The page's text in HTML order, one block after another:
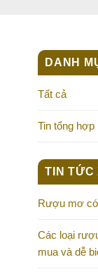
DANH
Tất cả
Tin tổng hợp
TIN TỨC
Rượu mơ
Các loại
mua và dễ